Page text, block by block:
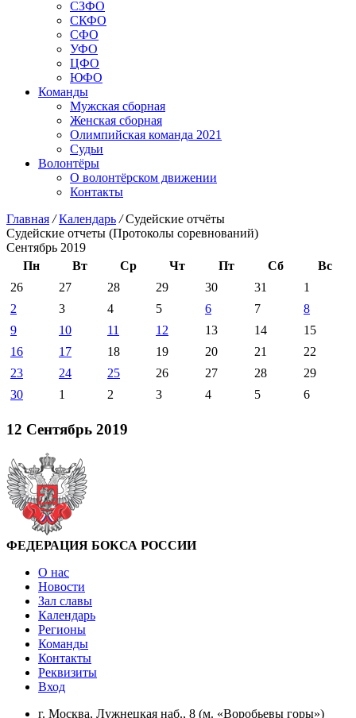
СЗФО
СКФО
СФО
УФО
ЦФО
ЮФО
Команды
Мужская сборная
Женская сборная
Олимпийская команда 2021
Судьи
Волонтёры
О волонтёрском движении
Контакты
Главная / Календарь /Судейские отчёты
Судейские отчеты (Протоколы соревнований)
Сентябрь 2019
Пн
Вт Ср Чт Пт Сб
Вс
26
27 28 29 30 31
1
2
3 4 5 6 7
8
9
10 11 12 13 14
15
16
17 18 19 20 21
22
23
24 25 26 27 28
29
30
1 2 3 4 5 6
12 Сентябрь 2019
ФЕДЕРАЦИЯ БОКСА РОССИИ
О нас
Новости
Зал славы
Календарь
Регионы
Команды
Контакты
Реквизиты
Вход
г. Москва, Лужнецкая наб., 8 (м. «Воробьевы горы»)